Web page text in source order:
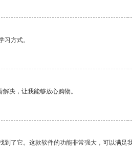
方式。
决，让我能够放心购物。
了它。这款软件的功能非常强大，可以满足